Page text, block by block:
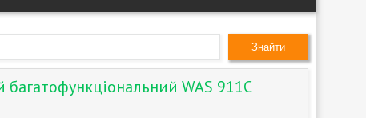
Знайти
багатофункціональний WAS 911C